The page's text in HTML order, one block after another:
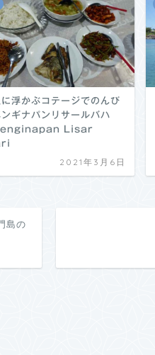
浮かぶコテージでのんび
ンギナパンリサールバハ
Lisar
2021年3月6日
島の